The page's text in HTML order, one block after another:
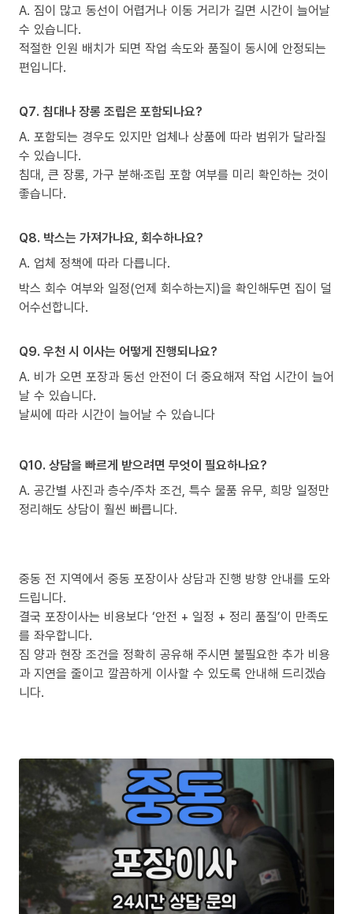
A. 짐이 많고 동선이 어렵거나 이동 거리가 길면 시간이 늘어날
수 있습니다.
적절한 인원 배치가 되면 작업 속도와 품질이 동시에 안정되는
편입니다.
Q7. 침대나 장롱 조립은 포함되나요?
A. 포함되는 경우도 있지만 업체나 상품에 따라 범위가 달라질
수 있습니다.
침대, 큰 장롱, 가구 분해·조립 포함 여부를 미리 확인하는 것이
좋습니다.
Q8. 박스는 가져가나요, 회수하나요?
A. 업체 정책에 따라 다릅니다.
박스 회수 여부와 일정(언제 회수하는지)을 확인해두면 집이 덜
어수선합니다.
Q9. 우천 시 이사는 어떻게 진행되나요?
A. 비가 오면 포장과 동선 안전이 더 중요해져 작업 시간이 늘어
날 수 있습니다.
날씨에 따라 시간이 늘어날 수 있습니다
Q10. 상담을 빠르게 받으려면 무엇이 필요하나요?
A. 공간별 사진과 층수/주차 조건, 특수 물품 유무, 희망 일정만
정리해도 상담이 훨씬 빠릅니다.
중동 전 지역에서 중동 포장이사 상담과 진행 방향 안내를 도와
드립니다.
결국 포장이사는 비용보다 ‘안전 + 일정 + 정리 품질’이 만족도
를 좌우합니다.
짐 양과 현장 조건을 정확히 공유해 주시면 불필요한 추가 비용
과 지연을 줄이고 깔끔하게 이사할 수 있도록 안내해 드리겠습
니다.